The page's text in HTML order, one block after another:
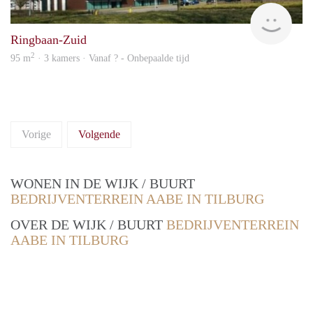
rent
Ringbaan-Zuid
95 m2 · 3 kamers · Vanaf ? - Onbepaalde tijd
Vorige Volgende
WONEN IN DE WIJK / BUURT
BEDRIJVENTERREIN AABE IN TILBURG
OVER DE WIJK / BUURT BEDRIJVENTERREIN
AABE IN TILBURG